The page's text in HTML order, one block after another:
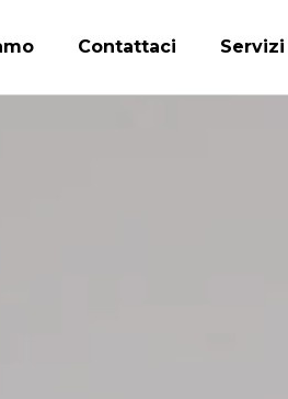
Contattaci Servizi